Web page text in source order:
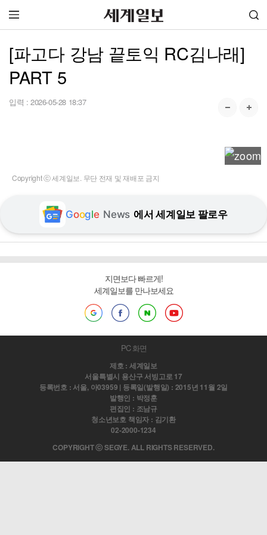
[파고다 강남 끝토익 RC김나래]
PART 5
입력 : 2026-05-28 18:37
Copyright ⓒ 세계일보. 무단 전재 및 재배포 금지
Google News 에서 세계일보 팔로우
지면보다 빠르게!
세계일보를 만나보세요
PC 화면
제호 : 세계일보
서울특별시 용산구 서빙고로 17
등록번호 : 서울, 아03959 | 등록일(발행일) : 2015년 11월 2일
발행인 : 박정훈
편집인 : 조남규
청소년보호 책임자 : 김기환
02-2000-1234
COPYRIGHT ⓒ SEGYE. ALL RIGHTS RESERVED.